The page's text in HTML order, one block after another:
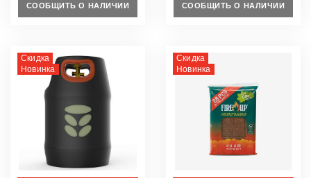
СООБЩИТЬ О НАЛИЧИИ СООБЩИТЬ О НАЛИЧИИ
Скидка
Новинка
Скидка
Новинка